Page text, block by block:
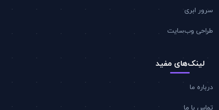
سرور ابری
طراحی وب‌سایت
لینک‌های مفید
درباره ما
تماس با ما